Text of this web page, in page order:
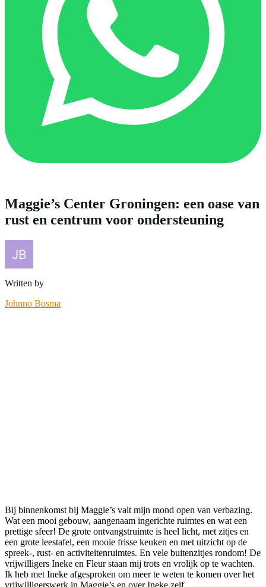
Maggie’s Center Groningen: een oase van
rust en centrum voor ondersteuning
Written by
Johnno Bosma
Bij binnenkomst bij Maggie’s valt mijn mond open van verbazing.
Wat een mooi gebouw, aangenaam ingerichte ruimtes en wat een
prettige sfeer! De grote ontvangstruimte is heel licht, met zitjes en
een grote leestafel, een mooie frisse keuken en met uitzicht op de
spreek-, rust- en activiteitenruimtes. En vele buitenzitjes rondom! De
vrijwilligers Ineke en Fleur staan mij trots en vrolijk op te wachten.
Ik heb met Ineke afgesproken om meer te weten te komen over het
vrijwilligerswerk in Maggie’s en over Ineke zelf.